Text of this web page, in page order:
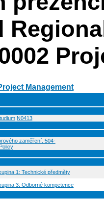
Management
zaměření. 504-
1: Technické předměty
3: Odborné kompetence